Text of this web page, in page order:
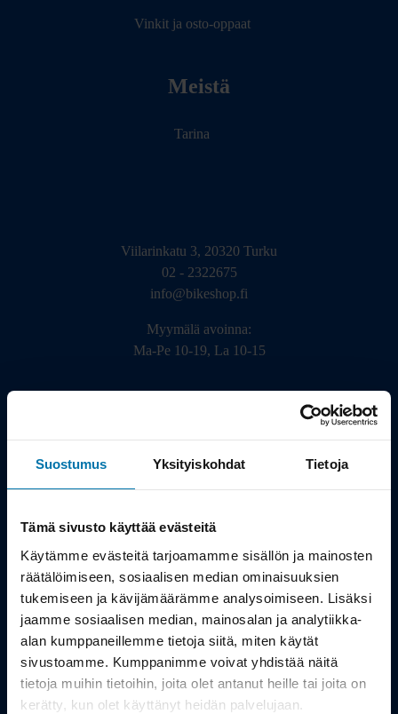
Suostumus Yksityiskohdat Tietoja
Tämä sivusto käyttää evästeitä
Käytämme evästeitä tarjoamamme sisällön ja mainosten
räätälöimiseen, sosiaalisen median ominaisuuksien
tukemiseen ja kävijämäärämme analysoimiseen. Lisäksi
jaamme sosiaalisen median, mainosalan ja analytiikka-
alan kumppaneillemme tietoja siitä, miten käytät
sivustoamme. Kumppanimme voivat yhdistää näitä
tietoja muihin tietoihin, joita olet antanut heille tai joita on
kerätty, kun olet käyttänyt heidän palvelujaan.
Vinkit ja osto-oppaat
Meistä
Tarina
Viilarinkatu 3, 20320 Turku
02 - 2322675
info@bikeshop.fi
Myymälä avoinna:
Ma-Pe 10-19, La 10-15
Tietosuojaseloste
© 2010-2099 Bikeshop.fi. Kaikki oikeudet pidätetään, kaikki
vääryydet kostetaan. Pyöräkauppaosakeyhtiö Turusta Y-Tunnus
0398547-4
Powered by